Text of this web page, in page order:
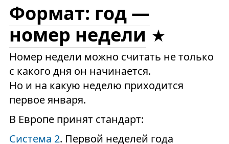
Формат: год —
номер недели
Номер недели можно считать не только
с какого дня он начинается.
Но и на какую неделю приходится
первое января.
В Европе принят стандарт:
Система 2. Первой неделей года